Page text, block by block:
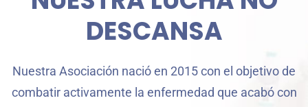
DESCANSA
Nuestra Asociación nació en 2015 con el objetivo de
combatir activamente la enfermedad que acabó con